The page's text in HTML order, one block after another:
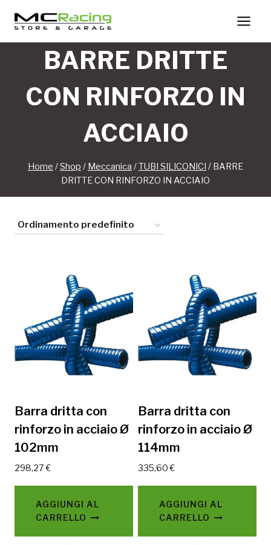
contenuto
BARRE DRITTE
CON RINFORZO IN
ACCIAIO
Home /Shop / Meccanica /TUBI SILICONICI / BARRE
DRITTE CON RINFORZO IN ACCIAIO
Barra dritta con
rinforzo in acciaio Ø
102mm
298,27€
AGGIUNGI AL
CARRELLO
Barra dritta con
rinforzo in acciaio Ø
114mm
335,60€
AGGIUNGI AL
CARRELLO